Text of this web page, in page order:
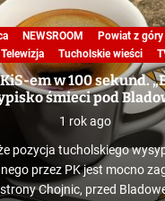
NEWSROOM Powiat z góry
Telewizja
Tucholskie wieści
em w 100 sekund.
śmieci pod
1 rok ago
pozycja tucholskiego
przez PK jest mocno
Chojnic, przed